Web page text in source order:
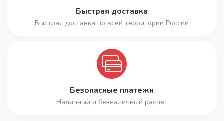
Быстрая доставка
Быстрая доставка по всей территории России
Безопасные платежи
Наличный и безналичный расчет